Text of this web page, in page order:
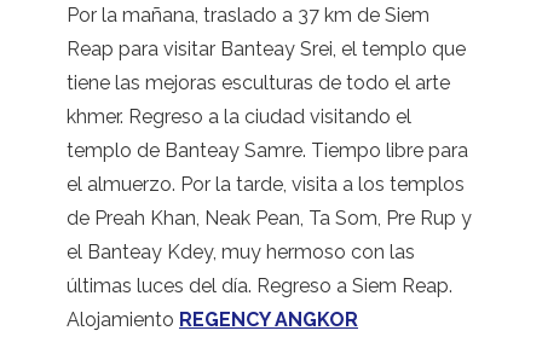
Por la mañana, traslado a 37 km de Siem
Reap para visitar Banteay Srei, el templo que
tiene las mejoras esculturas de todo el arte
khmer. Regreso a la ciudad visitando el
templo de Banteay Samre. Tiempo libre para
el almuerzo. Por la tarde, visita a los templos
de Preah Khan, Neak Pean, Ta Som, Pre Rup y
el Banteay Kdey, muy hermoso con las
últimas luces del día. Regreso a Siem Reap.
Alojamiento REGENCY ANGKOR